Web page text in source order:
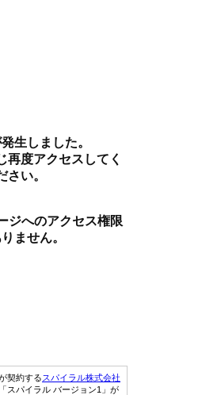
生しました。
再度アクセスしてく
さい。
ジへのアクセス権限
ません。
契約するスパイラル株式会社
スパイラル バージョン1」が